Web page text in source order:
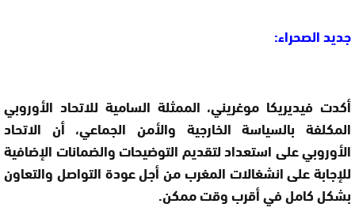
جديد الصحراء:
أكدت فيديريكا موغريني، الممثلة السامية للاتحاد الأوروبي
المكلفة بالسياسة الخارجية والأمن الجماعي، أن الاتحاد
الأوروبي على استعداد لتقديم التوضيحات والضمانات الإضافية
للإجابة على انشغالات المغرب من أجل عودة التواصل والتعاون
بشكل كامل في أقرب وقت ممكن.